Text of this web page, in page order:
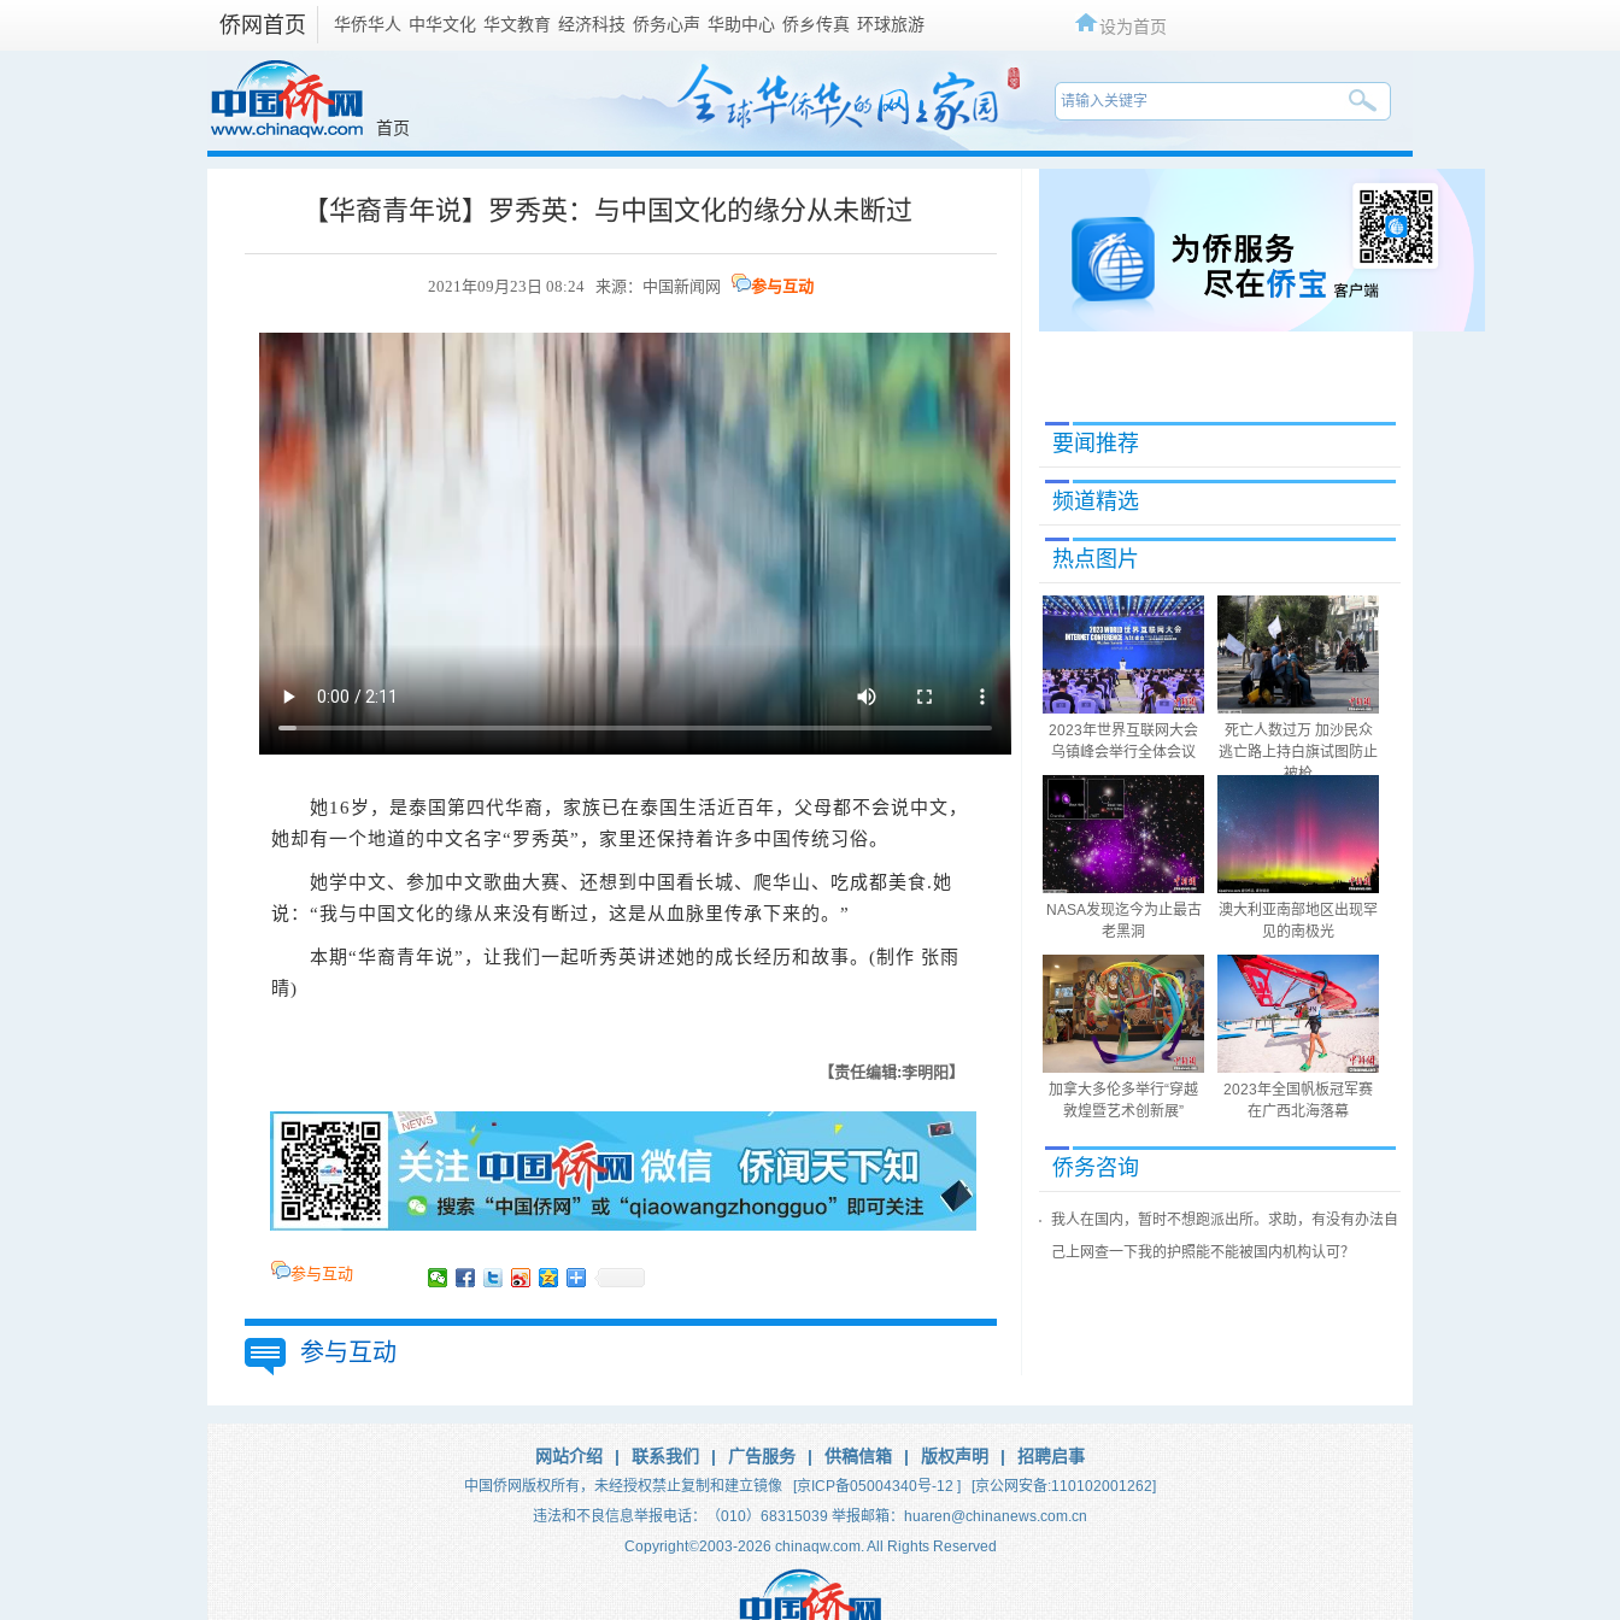
侨网首页 华侨华人 中华文化 华文教育 经济科技 侨务心声 华助中心 侨乡传真 环球旅游 设为首页
首页
【华裔青年说】罗秀英：与中国文化的缘分从未断过
2021年09月23日 08:24 来源：中国新闻网 参与互动
她16岁，是泰国第四代华裔，家族已在泰国生活近百年，父母都不会说中文，
她却有一个地道的中文名字“罗秀英”，家里还保持着许多中国传统习俗。
她学中文、参加中文歌曲大赛、还想到中国看长城、爬华山、吃成都美食.她
说：“我与中国文化的缘从来没有断过，这是从血脉里传承下来的。”
本期“华裔青年说”，让我们一起听秀英讲述她的成长经历和故事。(制作 张雨
晴)
【责任编辑:李明阳】
参与互动
参与互动
要闻推荐
频道精选
热点图片
2023年世界互联网大会
乌镇峰会举行全体会议
死亡人数过万 加沙民众
逃亡路上持白旗试图防止
被枪
NASA发现迄今为止最古
老黑洞
澳大利亚南部地区出现罕
见的南极光
加拿大多伦多举行“穿越
敦煌暨艺术创新展”
2023年全国帆板冠军赛
在广西北海落幕
侨务咨询
我人在国内，暂时不想跑派出所。求助，有没有办法自
己上网查一下我的护照能不能被国内机构认可？
网站介绍 | 联系我们 | 广告服务 | 供稿信箱 | 版权声明 | 招聘启事
中国侨网版权所有，未经授权禁止复制和建立镜像 [京ICP备05004340号-12 ]
[京公网安备:110102001262]
违法和不良信息举报电话：（010）68315039 举报邮箱：huaren@chinanews.com.cn
Copyright©2003-2026 chinaqw.com. All Rights Reserved